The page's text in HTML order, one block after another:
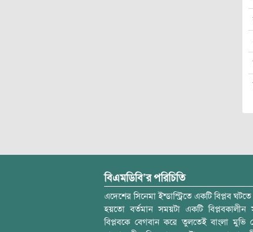
বিএমডিবি’র পরিচিতি
এদেশের সিনেমা ইন্ডাস্ট্রিতে একটি বিপ্লব
হয়তো বর্তমান সময়টা একটি
বিপ্লবকে বেগবান করে তুলতেই বাংলা মুভি